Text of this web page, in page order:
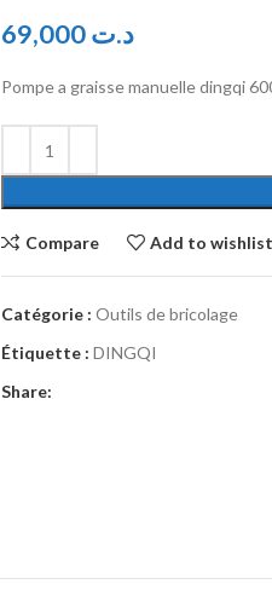
د.ت
Pompe a graisse manuelle dingqi
Compare Add to wishlist
Catégorie : Outils de bricolage
Étiquette : DINGQI
Share: